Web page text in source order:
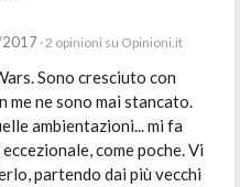
· 2 opinioni su Opinioni.it
Sono cresciuto con
ne sono mai stancato.
ambientazioni... mi fa
come poche. Vi
partendo dai più vecchi